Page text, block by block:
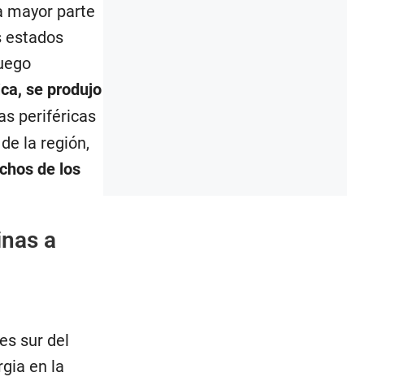
mayor parte
estados
se produjo
periféricas
la región,
de los
a
sur del
en la